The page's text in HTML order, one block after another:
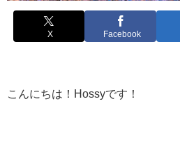
X Facebook
こんにちは！Hossyです！